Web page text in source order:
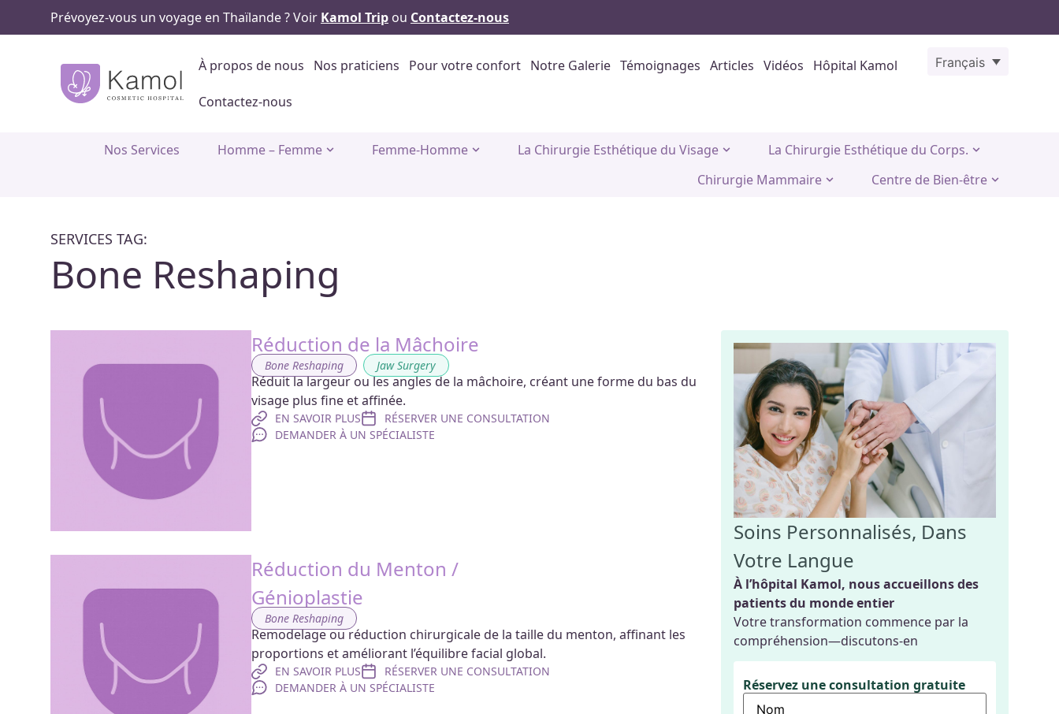
Prévoyez-vous un voyage en Thaïlande ? Voir Kamol Trip ou Contactez-nous
À propos de nous Nos praticiens Pour votre confort Notre Galerie Témoignages Articles Vidéos Hôpital Kamol
Contactez-nous
Français
Nos Services Homme – Femme Femme-Homme La Chirurgie Esthétique du Visage
La Chirurgie Esthétique du Corps.
Chirurgie Mammaire
Centre de Bien-être
SERVICES TAG:
Bone Reshaping
Réduction de la Mâchoire
Bone Reshaping , Jaw Surgery
Réduit la largeur ou les angles de la mâchoire, créant une forme du bas du
visage plus fine et affinée.
EN SAVOIR PLUS
RÉSERVER UNE CONSULTATION
DEMANDER À UN SPÉCIALISTE
Réduction du Menton /
Génioplastie
Bone Reshaping
Remodelage ou réduction chirurgicale de la taille du menton, affinant les
proportions et améliorant l’équilibre facial global.
EN SAVOIR PLUS
RÉSERVER UNE CONSULTATION
DEMANDER À UN SPÉCIALISTE
Soins Personnalisés, Dans
Votre Langue
À l’hôpital Kamol, nous accueillons des
patients du monde entier
Votre transformation commence par la
compréhension—discutons-en
Réservez une consultation gratuite